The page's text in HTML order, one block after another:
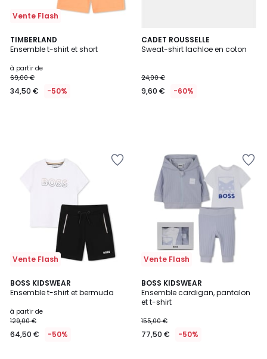
Vente Flash
TIMBERLAND
Ensemble t-shirt et short
à partir de
69,00 €
34,50 € -50%
CADET ROUSSELLE
Sweat-shirt lachloe en coton
24,00 €
9,60 € -60%
Vente Flash
BOSS KIDSWEAR
Ensemble t-shirt et bermuda
à partir de
129,00 €
64,50 € -50%
Vente Flash
BOSS KIDSWEAR
Ensemble cardigan, pantalon
et t-shirt
155,00 €
77,50 € -50%